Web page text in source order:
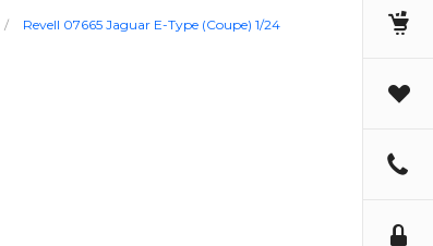
/ Revell 07665 Jaguar E-Type (Coupe) 1/24